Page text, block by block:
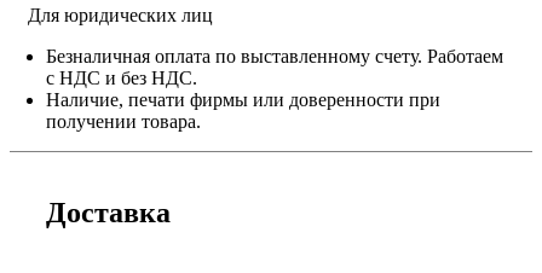
Для юридических лиц
Безналичная оплата по выставленному счету. Работаем
с НДС и без НДС.
Наличие, печати фирмы или доверенности при
получении товара.
Доставка